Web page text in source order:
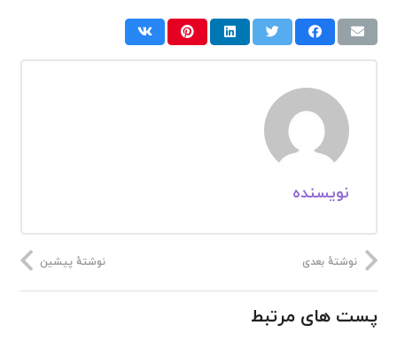
نویسنده
نوشتهٔ پیشین نوشتهٔ بعدی
پست های مرتبط